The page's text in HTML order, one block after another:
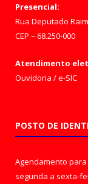
Presencial:
Rua Deputado
CEP – 68.250-000
Atendimento
Ouvidoria /e-SIC
POSTO DE
Agendamento
segunda a sexta-